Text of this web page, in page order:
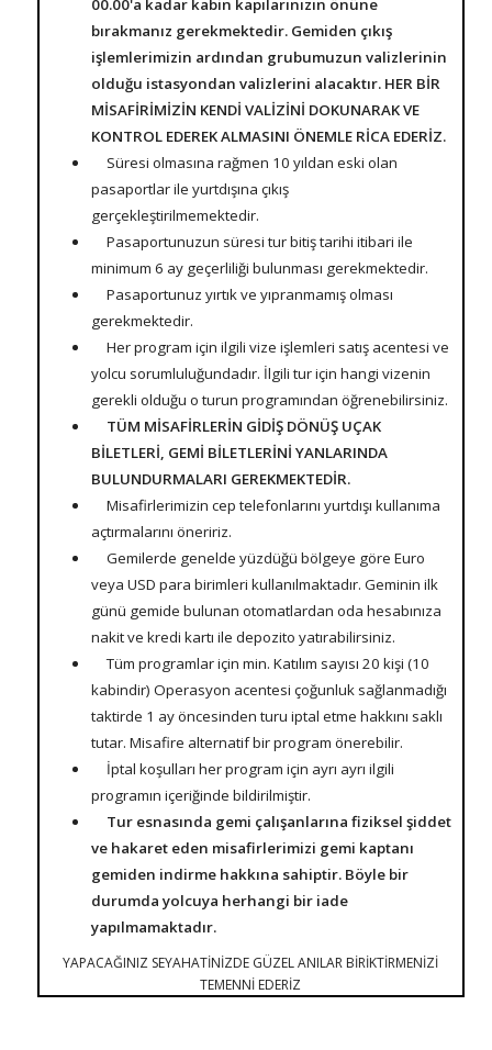
00.00'a kadar kabin kapılarınızın önüne
bırakmanız gerekmektedir. Gemiden çıkış
işlemlerimizin ardından grubumuzun valizlerinin
olduğu istasyondan valizlerini alacaktır. HER BİR
MİSAFİRİMİZİN KENDİ VALİZİNİ DOKUNARAK VE
KONTROL EDEREK ALMASINI ÖNEMLE RİCA EDERİZ.
Süresi olmasına rağmen 10 yıldan eski olan
pasaportlar ile yurtdışına çıkış
gerçekleştirilmemektedir.
Pasaportunuzun süresi tur bitiş tarihi itibari ile
minimum 6 ay geçerliliği bulunması gerekmektedir.
Pasaportunuz yırtık ve yıpranmamış olması
gerekmektedir.
Her program için ilgili vize işlemleri satış acentesi ve
yolcu sorumluluğundadır. İlgili tur için hangi vizenin
gerekli olduğu o turun programından öğrenebilirsiniz.
TÜM MİSAFİRLERİN GİDİŞ DÖNÜŞ UÇAK
BİLETLERİ, GEMİ BİLETLERİNİ YANLARINDA
BULUNDURMALARI GEREKMEKTEDİR.
Misafirlerimizin cep telefonlarını yurtdışı kullanıma
açtırmalarını öneririz.
Gemilerde genelde yüzdüğü bölgeye göre Euro
veya USD para birimleri kullanılmaktadır. Geminin ilk
günü gemide bulunan otomatlardan oda hesabınıza
nakit ve kredi kartı ile depozito yatırabilirsiniz.
Tüm programlar için min. Katılım sayısı 20 kişi (10
kabindir) Operasyon acentesi çoğunluk sağlanmadığı
taktirde 1 ay öncesinden turu iptal etme hakkını saklı
tutar. Misafire alternatif bir program önerebilir.
İptal koşulları her program için ayrı ayrı ilgili
programın içeriğinde bildirilmiştir.
Tur esnasında gemi çalışanlarına fiziksel şiddet
ve hakaret eden misafirlerimizi gemi kaptanı
gemiden indirme hakkına sahiptir. Böyle bir
durumda yolcuya herhangi bir iade
yapılmamaktadır.
YAPACAĞINIZ SEYAHATİNİZDE GÜZEL ANILAR BİRİKTİRMENİZİ
TEMENNİ EDERİZ